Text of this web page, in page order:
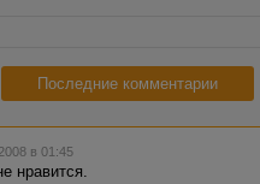
Последние комментарии
в 01:45
нравится.